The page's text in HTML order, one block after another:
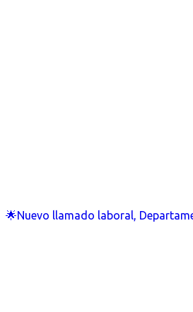
🌟Nuevo llamado laboral,